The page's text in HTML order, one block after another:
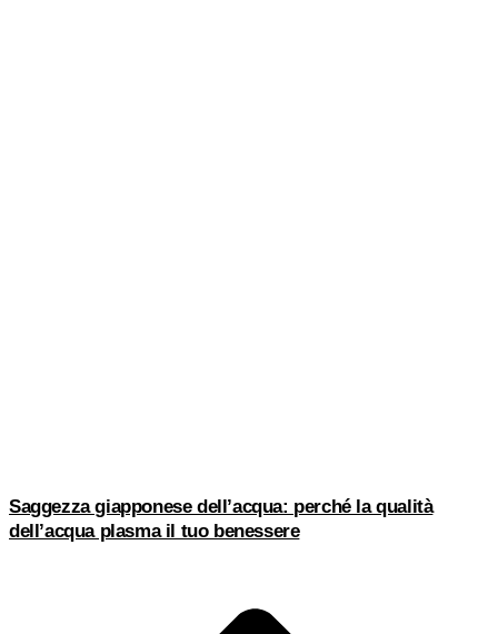
Saggezza giapponese dell’acqua: perché la qualità
dell’acqua plasma il tuo benessere